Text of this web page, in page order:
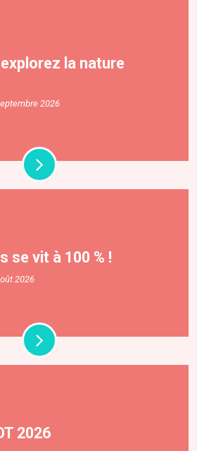
la nature
2026
se vit à 100 % !
2026
2026